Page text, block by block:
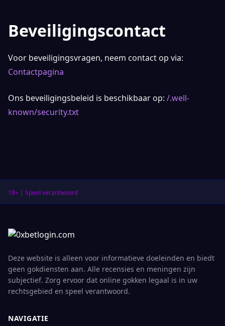
Beveiligingscontact
Voor beveiligingsvragen, neem contact op via:
Contactpagina
Ons beveiligingsbeleid is beschikbaar op: /.well-
known/security.txt
18+ | Speel verantwoord
Deze website is alleen voor informatieve doeleinden en biedt
geen gokdiensten aan. Alle recensies en meningen zijn
subjectief. Zorg ervoor dat online gokken legaal is in uw
rechtsgebied en speel verantwoord.
NAVIGATIE